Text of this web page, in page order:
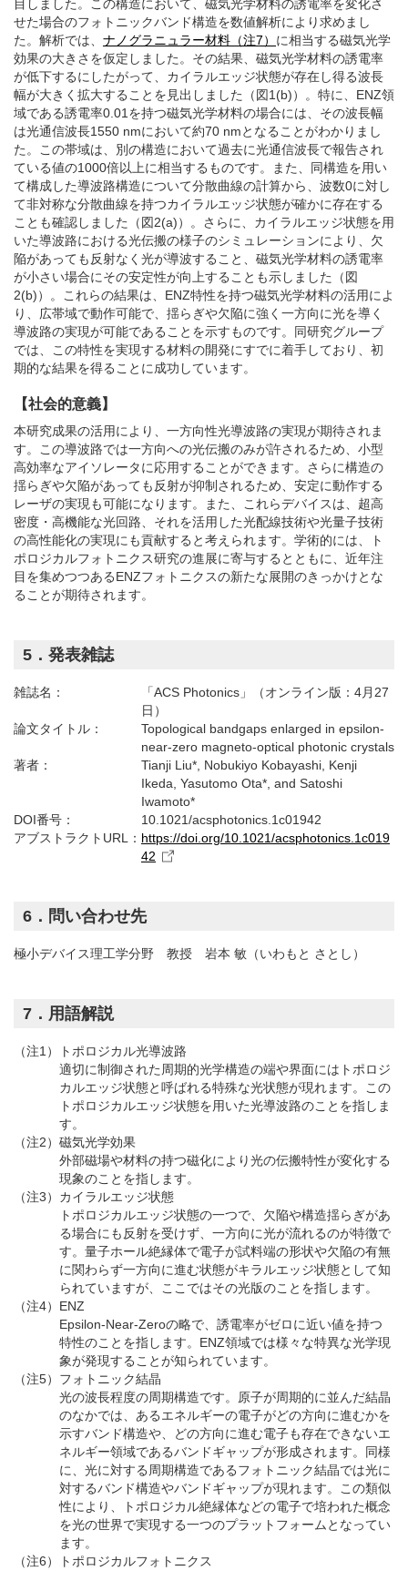
目しました。この構造において、磁気光学材料の誘電率を変化さ
せた場合のフォトニックバンド構造を数値解析により求めまし
た。解析では、 ナノグラニュラー材料（注7） に相当する磁気光学
効果の大きさを仮定しました。その結果、磁気光学材料の誘電率
が低下するにしたがって、カイラルエッジ状態が存在し得る波長
幅が大きく拡大することを見出しました（図1(b)）。特に、ENZ領
域である誘電率0.01を持つ磁気光学材料の場合には、その波長幅
は光通信波長1550 nmにおいて約70 nmとなることがわかりまし
た。この帯域は、別の構造において過去に光通信波長で報告され
ている値の1000倍以上に相当するものです。また、同構造を用い
て構成した導波路構造について分散曲線の計算から、波数0に対し
て非対称な分散曲線を持つカイラルエッジ状態が確かに存在する
ことも確認しました（図2(a)）。さらに、カイラルエッジ状態を用
いた導波路における光伝搬の様子のシミュレーションにより、欠
陥があっても反射なく光が導波すること、磁気光学材料の誘電率
が小さい場合にその安定性が向上することも示しました（図
2(b)）。これらの結果は、ENZ特性を持つ磁気光学材料の活用によ
り、広帯域で動作可能で、揺らぎや欠陥に強く一方向に光を導く
導波路の実現が可能であることを示すものです。同研究グループ
では、この特性を実現する材料の開発にすでに着手しており、初
期的な結果を得ることに成功しています。
【社会的意義】
本研究成果の活用により、一方向性光導波路の実現が期待されま
す。この導波路では一方向への光伝搬のみが許されるため、小型
高効率なアイソレータに応用することができます。さらに構造の
揺らぎや欠陥があっても反射が抑制されるため、安定に動作する
レーザの実現も可能になります。また、これらデバイスは、超高
密度・高機能な光回路、それを活用した光配線技術や光量子技術
の高性能化の実現にも貢献すると考えられます。学術的には、ト
ポロジカルフォトニクス研究の進展に寄与するとともに、近年注
目を集めつつあるENZフォトニクスの新たな展開のきっかけとな
ることが期待されます。
5．発表雑誌
雑誌名：
「ACS Photonics」（オンライン版：4月27
日）
論文タイトル：
Topological bandgaps enlarged in epsilon-
near-zero magneto-optical photonic crystals
著者：
Tianji Liu*, Nobukiyo Kobayashi, Kenji
Ikeda, Yasutomo Ota*, and Satoshi
Iwamoto*
DOI番号：
10.1021/acsphotonics.1c01942
アブストラクトURL： https://doi.org/10.1021/acsphotonics.1c019
42
6．問い合わせ先
極小デバイス理工学分野 教授 岩本 敏（いわもと さとし）
7．用語解説
（注1）トポロジカル光導波路
適切に制御された周期的光学構造の端や界面にはトポロジ
カルエッジ状態と呼ばれる特殊な光状態が現れます。この
トポロジカルエッジ状態を用いた光導波路のことを指しま
す。
（注2）磁気光学効果
外部磁場や材料の持つ磁化により光の伝搬特性が変化する
現象のことを指します。
（注3）カイラルエッジ状態
トポロジカルエッジ状態の一つで、欠陥や構造揺らぎがあ
る場合にも反射を受けず、一方向に光が流れるのが特徴で
す。量子ホール絶縁体で電子が試料端の形状や欠陥の有無
に関わらず一方向に進む状態がキラルエッジ状態として知
られていますが、ここではその光版のことを指します。
（注4）ENZ
Epsilon-Near-Zeroの略で、誘電率がゼロに近い値を持つ
特性のことを指します。ENZ領域では様々な特異な光学現
象が発現することが知られています。
（注5）フォトニック結晶
光の波長程度の周期構造です。原子が周期的に並んだ結晶
のなかでは、あるエネルギーの電子がどの方向に進むかを
示すバンド構造や、どの方向に進む電子も存在できないエ
ネルギー領域であるバンドギャップが形成されます。同様
に、光に対する周期構造であるフォトニック結晶では光に
対するバンド構造やバンドギャップが現れます。この類似
性により、トポロジカル絶縁体などの電子で培われた概念
を光の世界で実現する一つのプラットフォームとなってい
ます。
（注6）トポロジカルフォトニクス